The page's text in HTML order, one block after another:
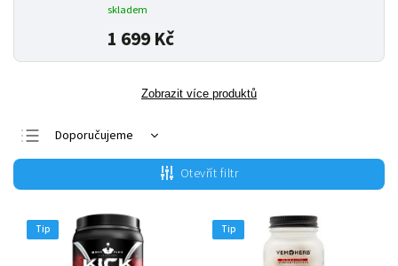
skladem
1 699 Kč
Zobrazit více produktů
Doporučujeme
Nejlevnější
Nejdražší
Nejprodávanější
Abecedně
Otevřít filtr
Tip Tip